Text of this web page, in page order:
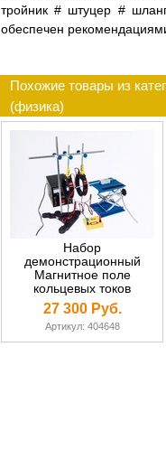
тройник # штуцер #
обеспечен
Похожие товары из
(физика)
Набор
демонстрационный
Магнитное поле
кольцевых токов
27 300 Руб.
Артикул: 404648